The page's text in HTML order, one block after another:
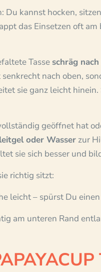
Du kannst hocken,
das Einsetzen oft am
Tasse schräg
nach oben,
sie ganz leicht
geöffnet hat
oder Wasserzur
sie sich besser und
richtig sitzt:
leicht – spürst Du
am unteren Rand